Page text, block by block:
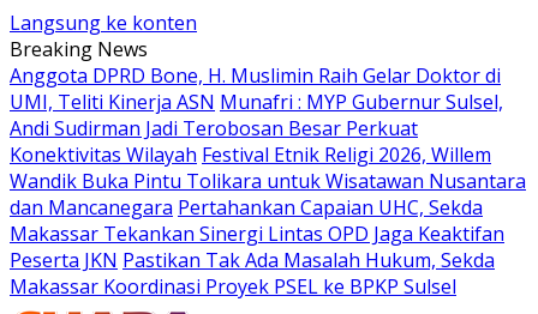
Langsung ke konten
Breaking News
Anggota DPRD Bone, H. Muslimin Raih Gelar Doktor di
UMI, Teliti Kinerja ASN Munafri : MYP Gubernur Sulsel,
Andi Sudirman Jadi Terobosan Besar Perkuat
Konektivitas Wilayah Festival Etnik Religi 2026, Willem
Wandik Buka Pintu Tolikara untuk Wisatawan Nusantara
dan Mancanegara Pertahankan Capaian UHC, Sekda
Makassar Tekankan Sinergi Lintas OPD Jaga Keaktifan
Peserta JKN Pastikan Tak Ada Masalah Hukum, Sekda
Makassar Koordinasi Proyek PSEL ke BPKP Sulsel